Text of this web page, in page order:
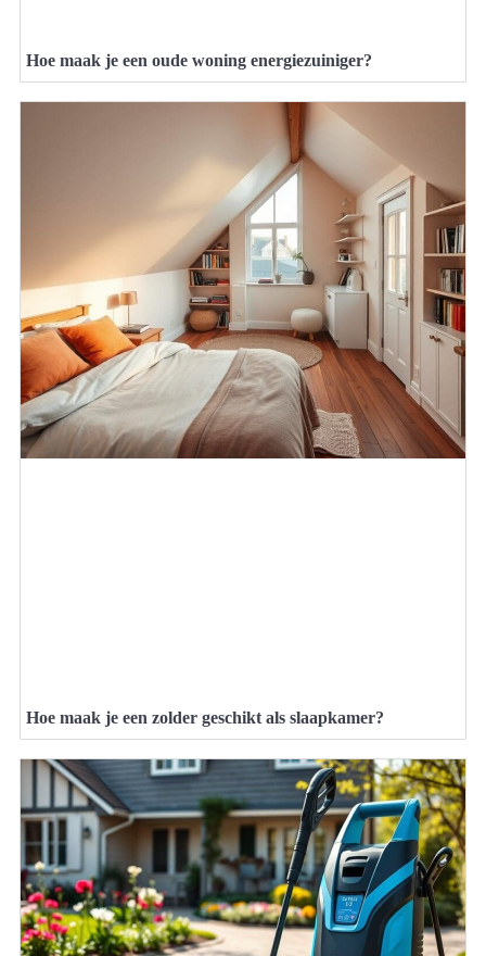
Hoe maak je een oude woning energiezuiniger?
Hoe maak je een zolder geschikt als slaapkamer?